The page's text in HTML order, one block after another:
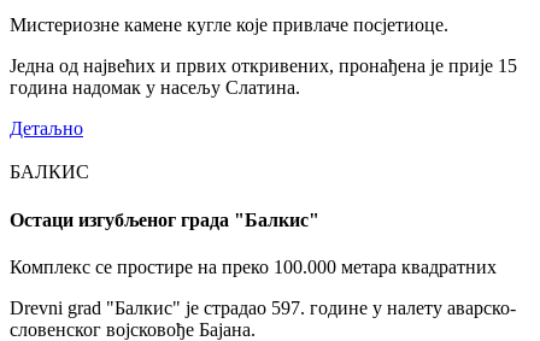
Мистериозне камене кугле које привлаче посјетиоце.
Једна од највећих и првих откривених, пронађена је прије 15
година надомак у насељу Слатина.
Детаљно
БАЛКИС
Остаци изгубљеног града "Балкис"
Комплекс се простире на преко 100.000 метара квадратних
Drevni grad "Балкис" је страдао 597. године у налету аварско-
словенског војсковође Бајана.